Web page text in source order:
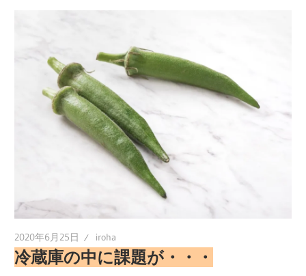
2020年6月25日 iroha
冷蔵庫の中に課題が・・・